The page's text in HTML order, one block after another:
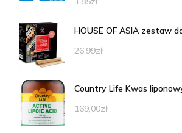
HOUSE OF ASIA zestaw
26,99zł
Country Life Kwas
169,00zł